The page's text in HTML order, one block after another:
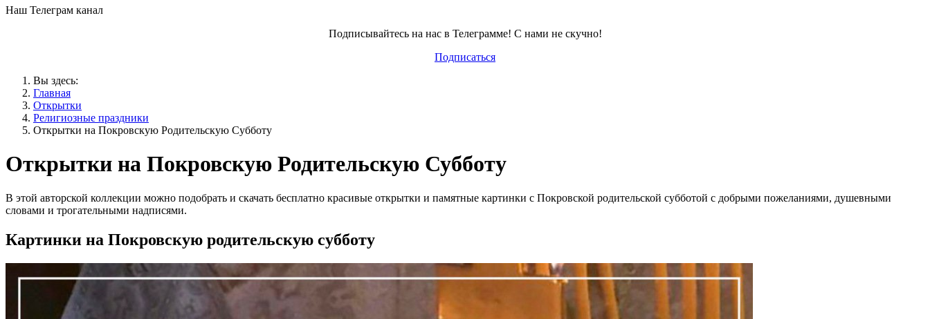
Наш Телеграм канал
Подписывайтесь на нас в Телеграмме! С нами не скучно!
Подписаться
Вы здесь:
Главная
Открытки
Религиозные праздники
Открытки на Покровскую Родительскую Субботу
Открытки на Покровскую Родительскую Субботу
В этой авторской коллекции можно подобрать и скачать бесплатно красивые открытки и памятные картинки с Покровской родительской субботой с добрыми пожеланиями, душевными
словами и трогательными надписями.
Картинки на Покровскую родительскую субботу